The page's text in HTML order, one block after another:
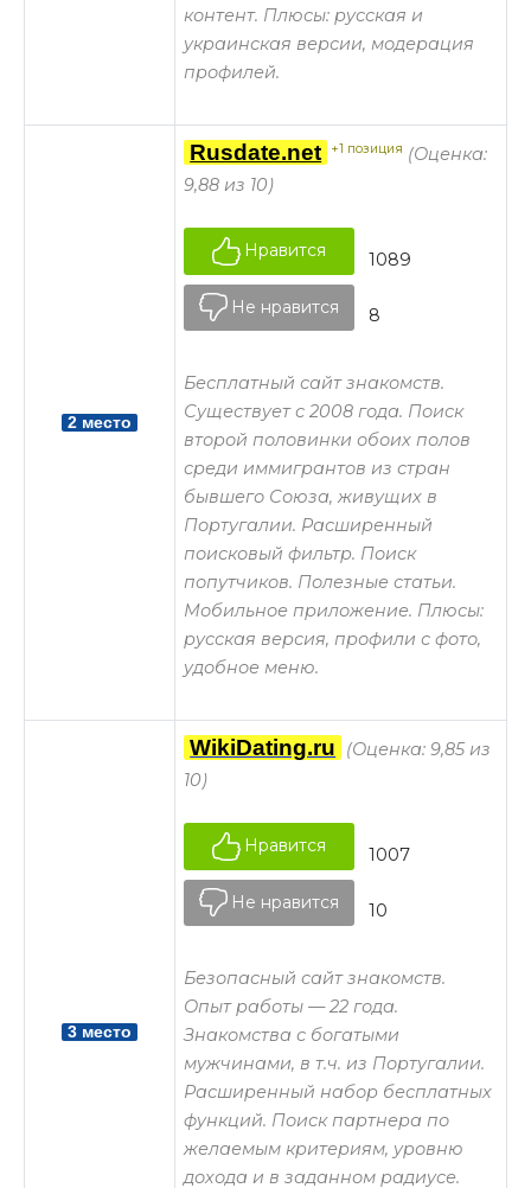
контент. Плюсы: русская и
украинская версии, модерация
профилей.
2 место
Rusdate.net +1 позиция (Оценка:
9,88 из 10)
Нравится 1089
Не нравится 8
Бесплатный сайт знакомств.
Существует с 2008 года. Поиск
второй половинки обоих полов
среди иммигрантов из стран
бывшего Союза, живущих в
Португалии. Расширенный
поисковый фильтр. Поиск
попутчиков. Полезные статьи.
Мобильное приложение. Плюсы:
русская версия, профили с фото,
удобное меню.
3 место
WikiDating.ru
(Оценка: 9,85 из
10)
Нравится 1007
Не нравится 10
Безопасный сайт знакомств.
Опыт работы — 22 года.
Знакомства с богатыми
мужчинами, в т.ч. из Португалии.
Расширенный набор бесплатных
функций. Поиск партнера по
желаемым критериям, уровню
дохода и в заданном радиусе.